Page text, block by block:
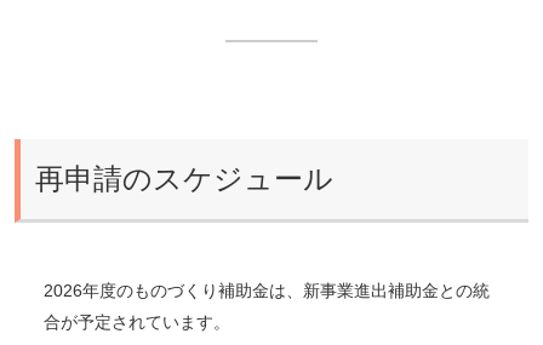
再申請のスケジュール
2026年度のものづくり補助金は、新事業進出補助金との統
合が予定されています。